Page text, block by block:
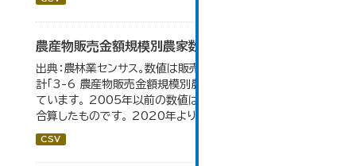
農産物販売金額規模別農家数
出典：農林業センサス。数値は販売農家のみ。 大仙市の統
計「3-6 農産物販売金額規模別農家数」のデータを参照し
ています。 2005年以前の数値は合併前市町村の数値を
合算したものです。 2020年より集計区分が変更となる。
CSV